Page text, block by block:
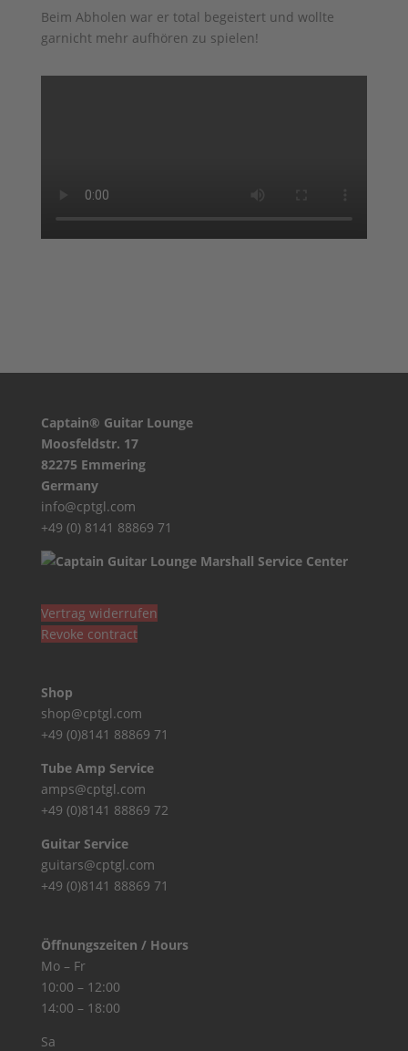
Beim Abholen war er total begeistert und wollte
garnicht mehr aufhören zu spielen!
Captain® Guitar Lounge
Moosfeldstr. 17
82275 Emmering
Germany
info@cptgl.com
+49 (0) 8141 88869 71
Vertrag widerrufen
Revoke contract
Shop
shop@cptgl.com
+49 (0)8141 88869 71
Tube Amp Service
amps@cptgl.com
+49 (0)8141 88869 72
Guitar Service
guitars@cptgl.com
+49 (0)8141 88869 71
Öffnungszeiten / Hours
Mo – Fr
10:00 – 12:00
14:00 – 18:00
Sa